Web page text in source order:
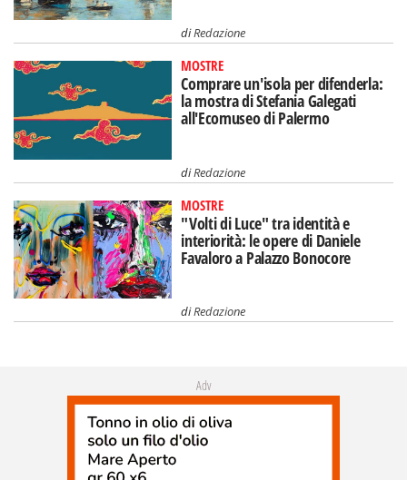
diRedazione
MOSTRE
Comprare un'isola per difenderla:
la mostra di Stefania Galegati
all'Ecomuseo di Palermo
diRedazione
MOSTRE
"Volti di Luce" tra identità e
interiorità: le opere di Daniele
Favaloro a Palazzo Bonocore
diRedazione
Adv